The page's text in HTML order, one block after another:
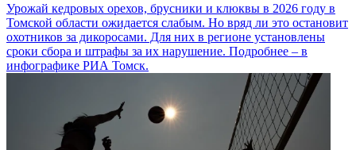
Урожай кедровых орехов, брусники и клюквы в 2026 году в
Томской области ожидается слабым. Но вряд ли это остановит
охотников за дикоросами. Для них в регионе установлены
сроки сбора и штрафы за их нарушение. Подробнее – в
инфографике РИА Томск.